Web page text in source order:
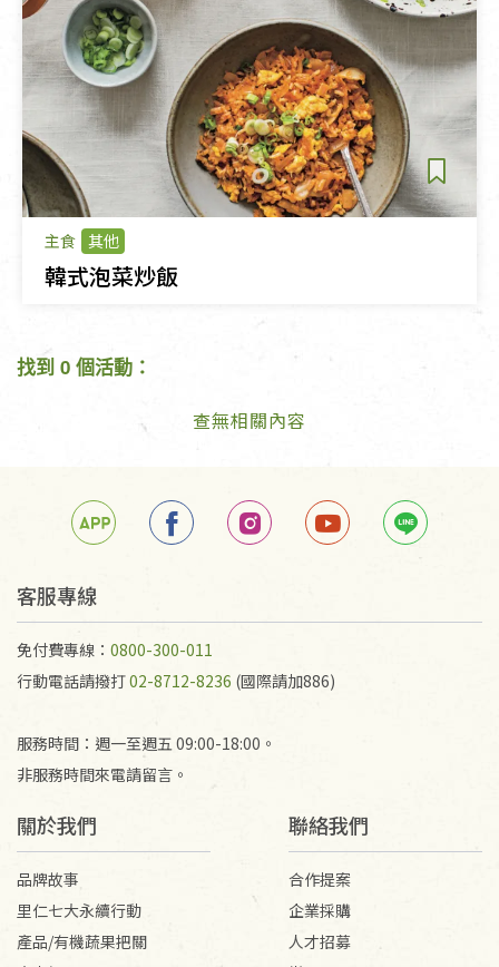
主食 其他
韓式泡菜炒飯
找到 0 個活動：
查無相關內容
客服專線
免付費專線： 0800-300-011
行動電話請撥打02-8712-8236 (國際請加886)
服務時間：週一至週五 09:00-18:00。
非服務時間來電請留言。
關於我們
品牌故事
里仁七大永續行動
產品/有機蔬果把關
聯絡我們
合作提案
企業採購
人才招募